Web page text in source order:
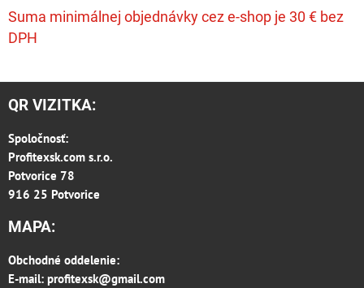
Suma minimálnej objednávky cez e-shop je 30 € bez
DPH
QR VIZITKA:
Spoločnosť:
Profitexsk.com s.r.o.
Potvorice 78
916 25 Potvorice
MAPA:
Obchodné oddelenie:
E-mail: profitexsk@gmail.com